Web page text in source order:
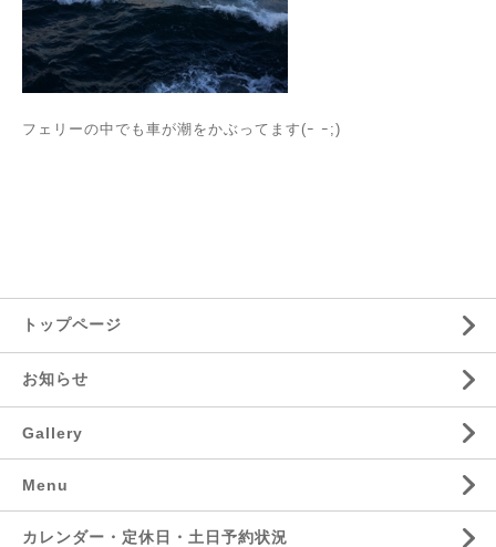
フェリーの中でも車が潮をかぶってます(ｰ ｰ;)
トップページ
お知らせ
Gallery
Menu
カレンダー・定休日・土日予約状況